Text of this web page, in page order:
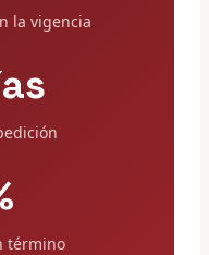
la vigencia
término